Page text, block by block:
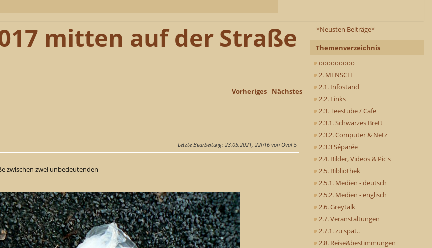
*Neusten Beiträge*
Themenverzeichnis
ooooooooo
2. MENSCH
2.1. Infostand
2.2. Links
2.3. Teestube / Cafe
2.3.1. Schwarzes Brett
2.3.2. Computer & Netz
2.3.3 Séparée
2.4. Bilder, Videos & Pic's
2.5. Bibliothek
2.5.1. Medien - deutsch
2.5.2. Medien - englisch
2.6. Greytalk
2.7. Veranstaltungen
2.7.1. zu spät..
2.8. Reise&bestimmungen
mitten auf der Straße
Vorheriges- Nächstes
Letzte Bearbeitung: 23.05.2021, 22h16 von Oval 5
zwischen zwei unbedeutenden